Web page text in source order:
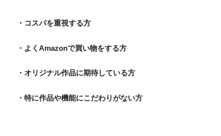
・コスパを重視する方
・よくAmazonで買い物をする方
・オリジナル作品に期待している方
・特に作品や機能にこだわりがない方